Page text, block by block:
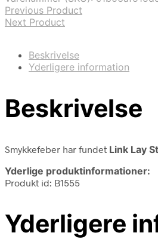
Previous Product
Next Product
Beskrivelse
Yderligere information
Beskrivelse
Smykkefeber har fundet Link Lay
Yderlige produktinformationer:
Produkt id: B1555
Yderligere